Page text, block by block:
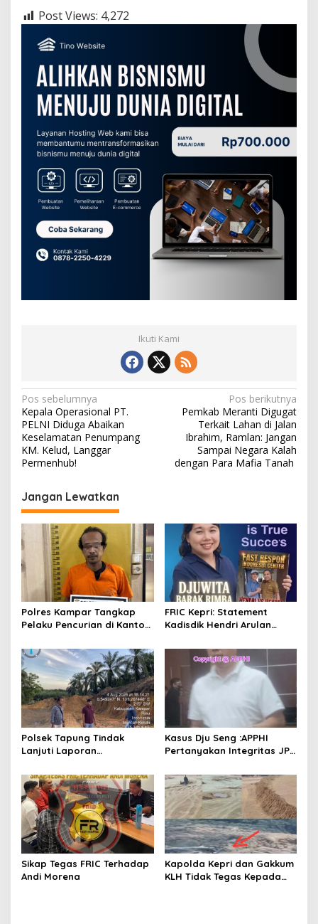
Post Views: 4,272
Ikuti Kami
N
a
v
i
a
s
i
p
o
s
Pos sebelumnya
Kepala Operasional PT.
PELNI Diduga Abaikan
Keselamatan Penumpang
KM. Kelud, Langgar
Permenhub!
Pos berikutnya
Pemkab Meranti Digugat
Terkait Lahan di Jalan
Ibrahim, Ramlan: Jangan
Sampai Negara Kalah
dengan Para Mafia Tanah
Jangan Lewatkan
Polres Kampar Tangkap
Pelaku Pencurian di Kantor
FRIC Kepri: Statement
Kadisdik Hendri Arulan
Indonesia
Polsek Tapung Tindak
Lanjuti Laporan
Penambangan Ilegal di
Desa Bencah Kelubi
Kasus Dju Seng :APPHI
Pertanyakan Integritas JPU
“Main Mata” Kroni Eks-
Jampidsus
Sikap Tegas FRIC Terhadap
Andi Morena
Kapolda Kepri dan Gakkum
KLH Tidak Tegas Kepada